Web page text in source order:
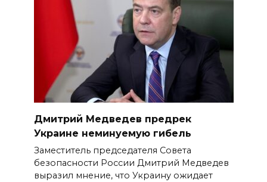
Дмитрий Медведев предрек
Украине неминуемую гибель
Заместитель председателя Совета
безопасности России Дмитрий Медведев
выразил мнение, что Украину ожидает